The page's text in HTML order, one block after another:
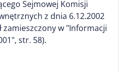
Sejmowej Komisji
z dnia 6.12.2002
zamieszczony w "Informacji
str. 58).